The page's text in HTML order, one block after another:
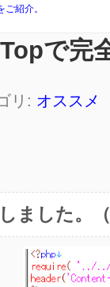
紹介。
で完
リ: オススメ
ました。